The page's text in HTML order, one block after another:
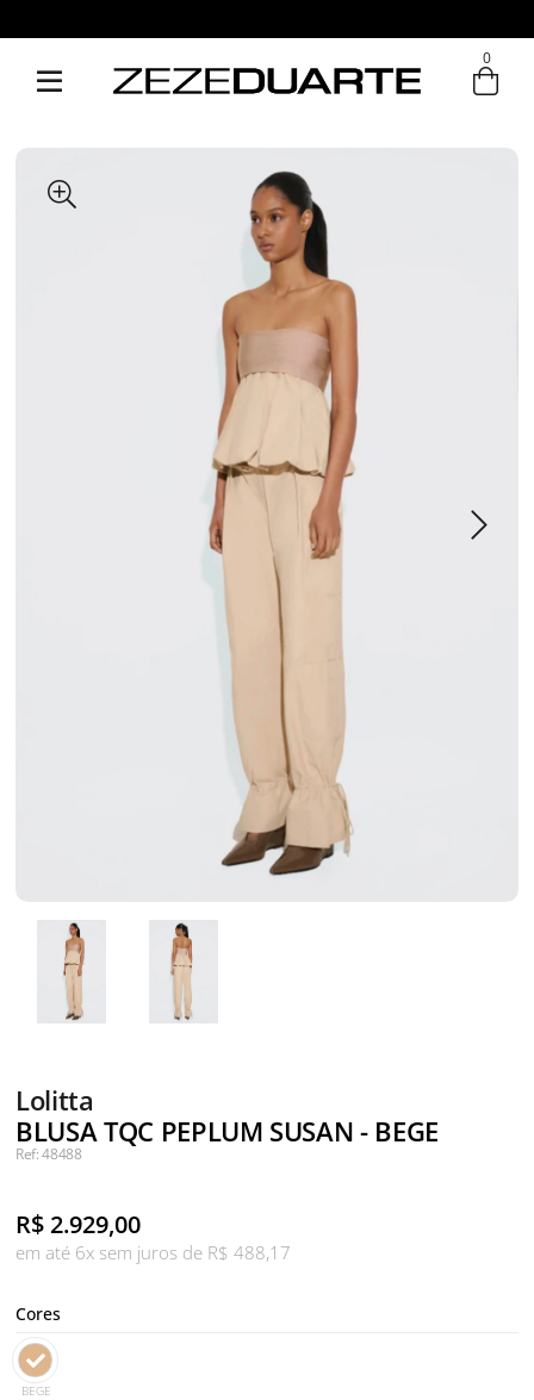
Entre com email ou cpf/cnpj
Pague em até 6x sem juros
0
Lolitta
BLUSA TQC PEPLUM SUSAN - BEGE
Ref: 48488
R$2.929,00
em até 6x sem juros de R$ 488,17
Cores
BEGE